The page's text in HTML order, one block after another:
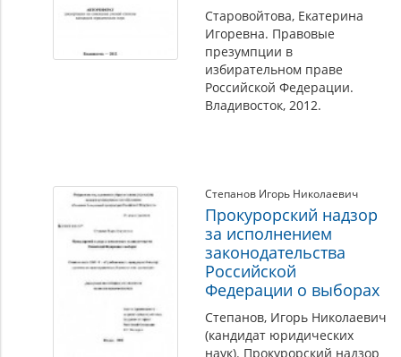
Старовойтова, Екатерина
Игоревна. Правовые
презумпции в
избирательном праве
Российской Федерации.
Владивосток, 2012.
Степанов Игорь Николаевич
Прокурорский надзор
за исполнением
законодательства
Российской
Федерации о выборах
Степанов, Игорь Николаевич
(кандидат юридических
наук). Прокурорский надзор